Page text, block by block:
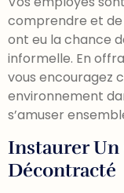
comprendre et
ont eu la chance
informelle. En
vous encouragez
environnement
s’amuser
Instaurer Un
Décontracté